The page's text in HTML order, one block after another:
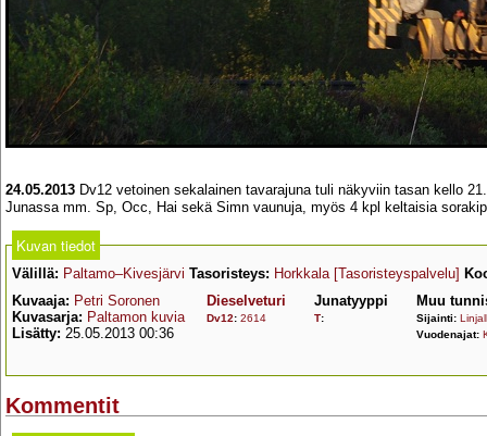
24.05.2013 Dv12 vetoinen sekalainen tavarajuna tuli näkyviin tasan kello
Junassa mm. Sp, Occ, Hai sekä Simn vaunuja, myös 4 kpl keltaisia
Kuvan tiedot
Välillä: Paltamo–Kivesjärvi Tasoristeys: Horkkala [Tasoristeyspalvelu]
Kuvaaja: Petri Soronen
Kuvasarja: Paltamon kuvia
Lisätty: 25.05.2013 00:36
Dieselveturi
Dv12: 2614
Junatyyppi
T:
Muu
Sijainti:
Vuodenajat:
Kommentit